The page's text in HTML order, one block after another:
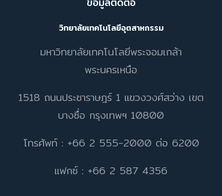
วิทยาลัยเทคโนโลยีอุตสาหกรรม
มหาวิทยาลัยเทคโนโลยีพระจอมเกล้า
พระนครเหนือ
1518 ถนนประชาราษฎร์ 1 แขวงวงศ์สว่าง เขต
บางซื่อ กรุงเทพฯ 10800
โทรศัพท์ : +66 2 555-2000 ต่อ 6200
แฟกซ์ : +66 2 587 4356